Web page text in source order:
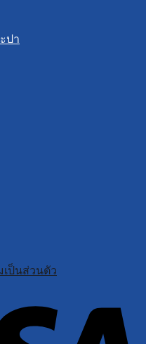
ปา
เป็นส่วนตัว